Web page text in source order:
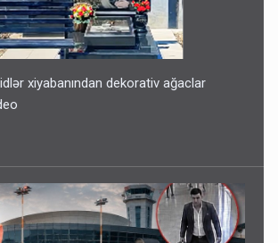
xiyabanından dekorativ ağaclar